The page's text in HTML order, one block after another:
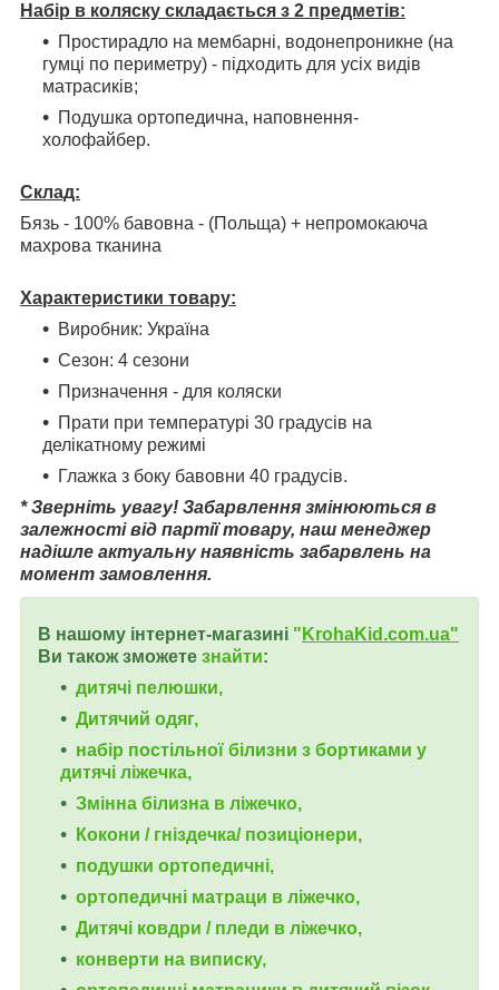
Набір в коляску складається з 2 предметів:
Простирадло на мембарні, водонепроникне (на
гумці по периметру) - підходить для усіх видів
матрасиків;
Подушка ортопедична, наповнення-
холофайбер.
Склад:
Бязь - 100% бавовна - (Польща) + непромокаюча
махрова тканина
Характеристики товару:
Виробник: Україна
Сезон: 4 сезони
Призначення - для коляски
Прати при температурі 30 градусів на
делікатному режимі
Глажка з боку бавовни 40 градусів.
* Зверніть увагу! Забарвлення змінюються в
залежності від партії товару, наш менеджер
надішле актуальну наявність забарвлень на
момент замовлення.
В нашому інтернет-магазині " KrohaKid.com.ua"
Ви також зможете знайти:
дитячі пелюшки,
Дитячий одяг,
набір постільної білизни з бортиками у
дитячі ліжечка,
Змінна білизна в ліжечко,
Кокони / гніздечка/ позиціонери,
подушки ортопедичні,
ортопедичні матраци в ліжечко,
Дитячі ковдри / пледи в ліжечко,
конверти на виписку,